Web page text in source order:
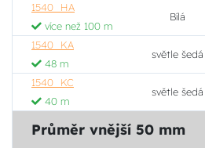
1540_HA
více než 100 m
Bílá
1540_KA
48 m
světle šedá
1540_KC
40 m
světle šedá
Průměr vnější 50 mm